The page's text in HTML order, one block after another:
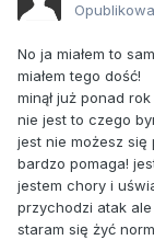
No ja miałem to
miałem tego dość!
minął już ponad
nie jest to czego
jest nie możesz
bardzo pomaga!
jestem chory i
przychodzi atak
staram się żyć